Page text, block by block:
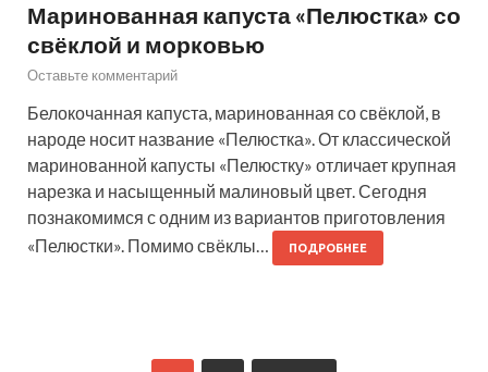
Маринованная капуста «Пелюстка» со
свёклой и морковью
Оставьте комментарий
Белокочанная капуста, маринованная со свёклой, в
народе носит название «Пелюстка». От классической
маринованной капусты «Пелюстку» отличает крупная
нарезка и насыщенный малиновый цвет. Сегодня
познакомимся с одним из вариантов приготовления
«Пелюстки». Помимо свёклы…
ПОДРОБНЕЕ